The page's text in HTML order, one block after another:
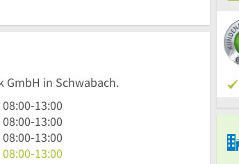
GmbH in Schwabach.
8
Uhr
bis
13
08:00-13:00
8
Uhr
bis
08:00-13:00
8
Uhr
08:00-13:00
8
08:00-13:00